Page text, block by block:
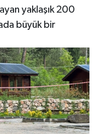
yaklaşık 200
büyük bir